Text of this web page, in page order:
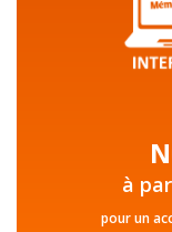
à
pour un